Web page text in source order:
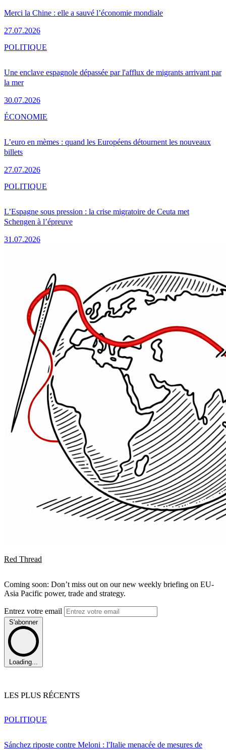
Merci la Chine : elle a sauvé l’économie mondiale
27.07.2026
Une enclave espagnole dépassée par l'afflux de migrants arrivant par
la mer
30.07.2026
POLITIQUE
L’euro en mèmes : quand les Européens détournent les nouveaux
billets
27.07.2026
ÉCONOMIE
L’Espagne sous pression : la crise migratoire de Ceuta met
Schengen à l’épreuve
31.07.2026
POLITIQUE
Red Thread
Coming soon: Don’t miss out on our new weekly briefing on EU-
Asia Pacific power, trade and strategy.
Entrez votre email
S'abonner
Loading...
LES PLUS RÉCENTS
Sánchez riposte contre Meloni : l'Italie menacée de mesures de
POLITIQUE